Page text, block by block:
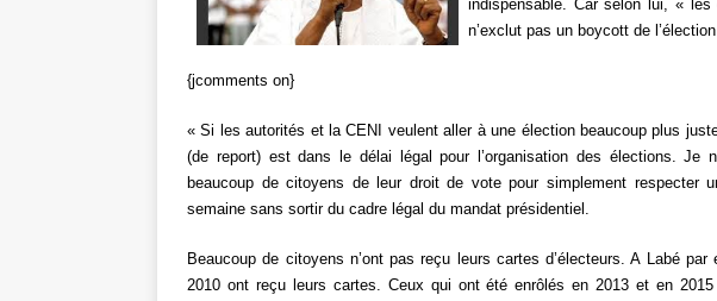
indispensable. Car selon lui, « les
n’exclut pas un boycott de
{jcomments on}
« Si les autorités et la CENI veulent aller à une élection beaucoup plus
(de report) est dans le délai légal pour l’organisation des élections. Je
beaucoup de citoyens de leur droit de vote pour simplement respecter
semaine sans sortir du cadre légal du mandat présidentiel.
Beaucoup de citoyens n’ont pas reçu leurs cartes d’électeurs. A Labé
2010 ont reçu leurs cartes. Ceux qui ont été enrôlés en 2013 et en